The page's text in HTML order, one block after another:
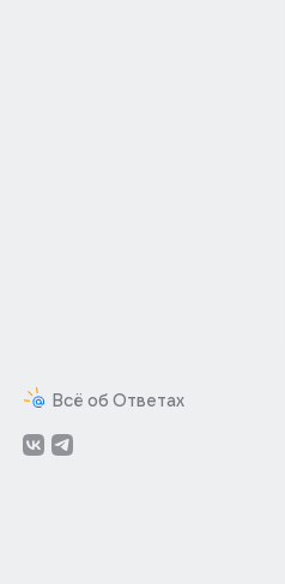
Всё об Ответах